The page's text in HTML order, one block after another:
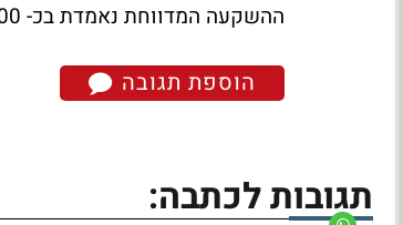
ההשקעה המדווחת נאמדת בכ- 400,000 שקלים.
הוספת תגובה
תגובות לכתבה: